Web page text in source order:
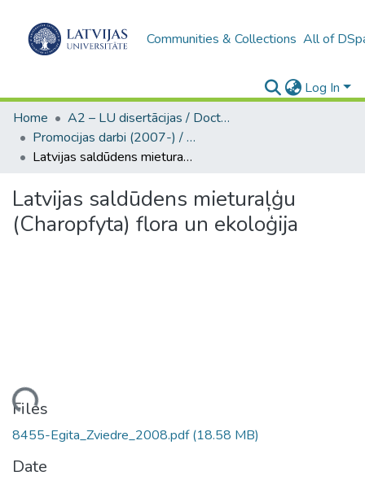
Communities & Collections All of
Log In
Home
A2 – LU disertācijas / Doctoral theses UL
Promocijas darbi (2007-) / Theses PhD
Latvijas saldūdens mieturaļģu (Charopfyta) flora un ekoloģija
Latvijas saldūdens mieturaļģu
(Charopfyta) flora un ekoloģija
Files
8455-Egita_Zviedre_2008.pdf(18.58 MB)
Date